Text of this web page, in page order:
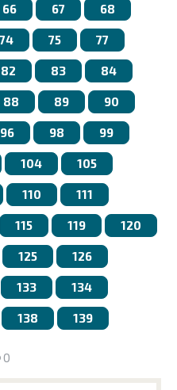
66 67 68
74 75 77
82 83 84
88 89 90
96 98 99
104 105
110 111
115 119 120
125 126
133 134
138 139
0